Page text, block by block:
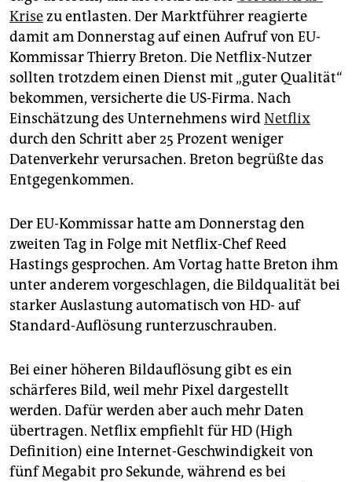
unterstützen
abo
genossenschaft
epaper login
Krisezu entlasten. Der Marktführer reagierte
damit am Donnerstag auf einen Aufruf von EU-
Kommissar Thierry Breton. Die Netflix-Nutzer
sollten trotzdem einen Dienst mit „guter Qualität“
bekommen, versicherte die US-Firma. Nach
Einschätzung des Unternehmens wirdNetflix
durch den Schritt aber 25 Prozent weniger
Datenverkehr verursachen. Breton begrüßte das
Entgegenkommen.
Der EU-Kommissar hatte am Donnerstag den
zweiten Tag in Folge mit Netflix-Chef Reed
Hastings gesprochen. Am Vortag hatte Breton ihm
unter anderem vorgeschlagen, die Bildqualität bei
starker Auslastung automatisch von HD- auf
Standard-Auflösung runterzuschrauben.
Bei einer höheren Bildauflösung gibt es ein
schärferes Bild, weil mehr Pixel dargestellt
werden. Dafür werden aber auch mehr Daten
übertragen. Netflix empfiehlt für HD (High
Definition) eine Internet-Geschwindigkeit von
fünf Megabit pro Sekunde, während es bei